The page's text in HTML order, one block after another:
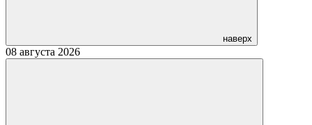
наверх
08 августа 2026